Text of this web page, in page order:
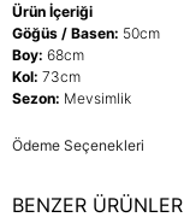
Ürün İçeriği
Göğüs / Basen: 50cm
Boy: 68cm
Kol: 73cm
Sezon: Mevsimlik
Ödeme Seçenekleri
BENZER ÜRÜNLER